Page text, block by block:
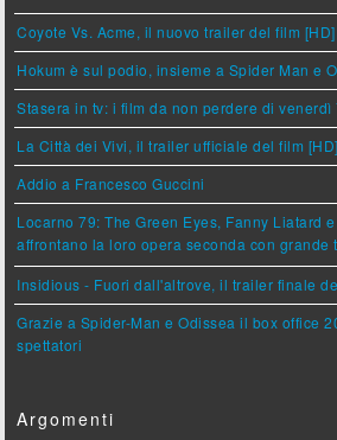
Coyote Vs. Acme, il nuovo trailer del film [HD]
Hokum è sul podio, insieme a Spider Man e
Stasera in tv: i film da non perdere di venerdì
La Città dei Vivi, il trailer ufficiale del film [HD]
Addio a Francesco Guccini
Locarno 79: The Green Eyes, Fanny Liatard
affrontano la loro opera seconda con grande
Insidious - Fuori dall'altrove, il trailer finale
Grazie a Spider-Man e Odissea il box office
spettatori
Argomenti